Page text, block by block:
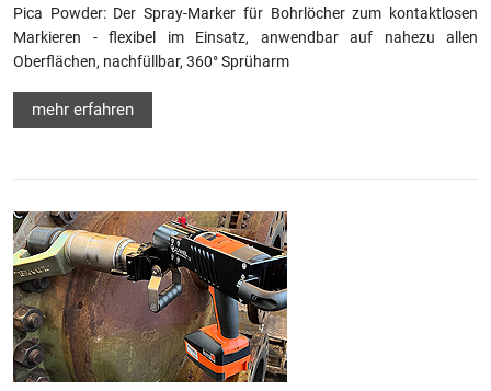
Pica Powder: Der Spray-Marker für Bohrlöcher zum kontaktlosen
Markieren - flexibel im Einsatz, anwendbar auf nahezu allen
Oberflächen, nachfüllbar, 360° Sprüharm
mehr erfahren